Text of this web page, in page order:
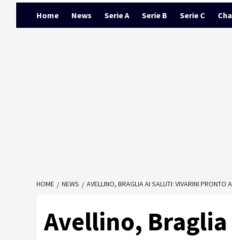
Home News Serie A Serie B Serie C
HOME NEWS AVELLINO, BRAGLIA AI SALUTI: VIVARINI PRONTO
Avellino,